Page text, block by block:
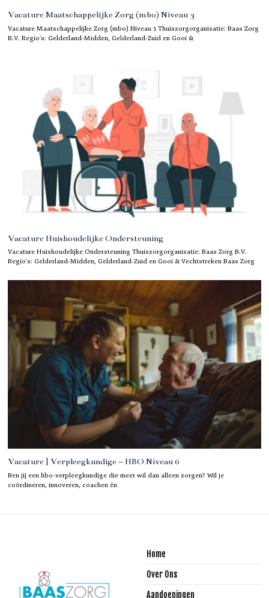
Vacature Maatschappelijke Zorg (mbo) Niveau 3
Vacature Maatschappelijke Zorg (mbo) Niveau 3 Thuiszorgorganisatie: Baas Zorg
B.V. Regio’s: Gelderland-Midden, Gelderland-Zuid en Gooi &
Vacature Huishoudelijke Ondersteuning
Vacature Huishoudelijke Ondersteuning Thuiszorgorganisatie: Baas Zorg B.V.
Regio’s: Gelderland-Midden, Gelderland-Zuid en Gooi & Vechtstreken Baas Zorg
Vacature | Verpleegkundige – HBO Niveau 6
Ben jij een hbo-verpleegkundige die meer wil dan alleen zorgen? Wil je
coördineren, innoveren, coachen én
Home
Over Ons
Aandoeningen